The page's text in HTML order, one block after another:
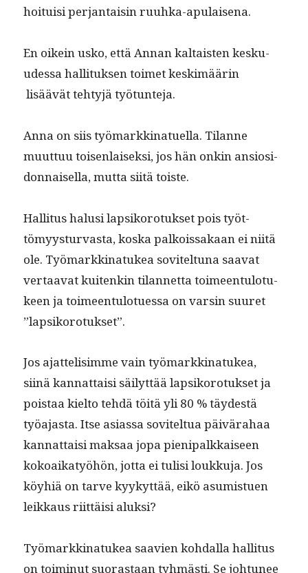
hoi­tu­isi per­jan­taisin ruuhka-apulaisena.
En oikein usko, että Annan kaltais­ten kesku­
udessa hal­li­tuk­sen toimet keskimäärin
lisäävät tehtyjä työtunteja.
Anna on siis työ­markki­nat­uel­la. Tilanne
muut­tuu toisen­laisek­si, jos hän onkin ansiosi­
don­naisel­la, mut­ta siitä toiste.
Hal­li­tus halusi lap­siko­ro­tuk­set pois työt­
tömyys­tur­vas­ta, kos­ka palkois­sakaan ei niitä
ole. Työ­markki­natukea sovitel­tuna saa­vat
ver­taa­vat kuitenkin tilan­net­ta toimeen­tu­lo­tu­
keen ja toimeen­tu­lotues­sa on varsin suuret
”lap­siko­ro­tuk­set”.
Jos ajat­telisimme vain työ­markki­natukea,
siinä kan­nat­taisi säi­lyt­tää lap­siko­ro­tuk­set ja
pois­taa kiel­to tehdä töitä yli 80 % täy­destä
työa­jas­ta. Itse asi­as­sa sovitel­tua päivära­haa
kan­nat­taisi mak­saa jopa pieni­palkkaiseen
kokoaikatyöhön, jot­ta ei tulisi loukku­ja. Jos
köy­hiä on tarve kyykyt­tää, eikö asum­istuen
leikkaus riit­täisi aluksi?
Työ­markki­natukea saavien kohdal­la hal­li­tus
on toimin­ut suo­ras­taan tyh­mästi. Se johtunee